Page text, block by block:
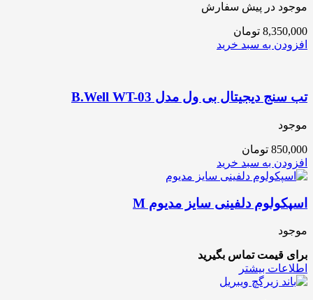
موجود در پیش سفارش
8,350,000 تومان
افزودن به سبد خرید
تب سنج دیجیتال بی ول مدل B.Well WT-03
موجود
850,000 تومان
افزودن به سبد خرید
اسپکولوم دلفینی سایز مدیوم M
موجود
برای قیمت تماس بگیرید
اطلاعات بیشتر